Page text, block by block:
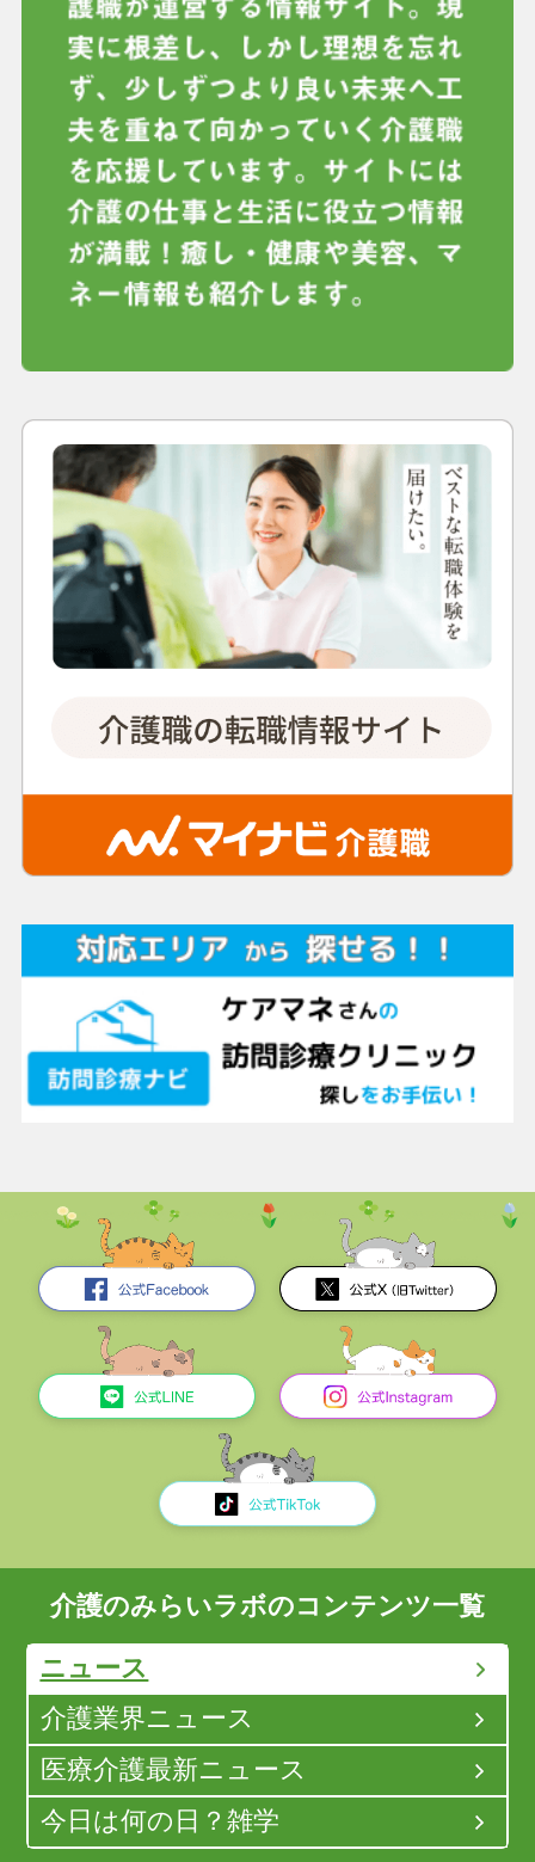
介護のみらいラボのコンテンツ一覧
ニュース
介護業界ニュース
医療介護最新ニュース
今日は何の日？雑学